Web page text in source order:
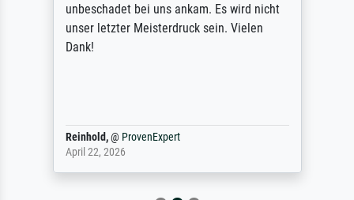
unbeschadet bei uns ankam. Es wird nicht
unser letzter Meisterdruck sein. Vielen
Dank!
Reinhold,@ ProvenExpert
April 22, 2026